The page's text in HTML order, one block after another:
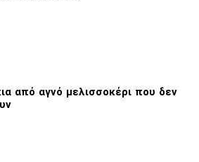
από αγνό μελισσοκέρι που δεν